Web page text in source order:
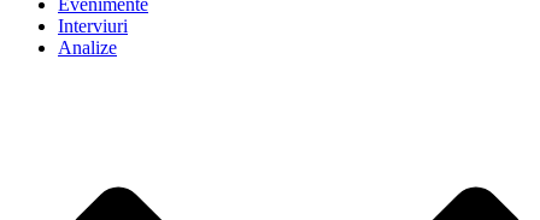
Interviuri
Analize